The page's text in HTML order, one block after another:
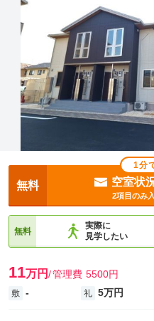
1分
無料 空室状
2項目のみ
無料
実際に
見学したい
11万円 管理費 5500円
敷 - 礼 5万円